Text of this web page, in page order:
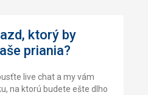
ktorý by
priania?
live chat a my vám
na ktorú budete ešte dlho